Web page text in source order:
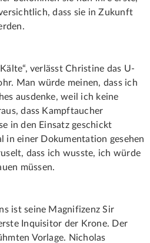
dass sie in Zukunft
verlässt Christine das U-
Man würde meinen, dass ich
ausdenke, weil ich keine
dass Kampftaucher
in den Einsatz geschickt
in einer Dokumentation gesehen
dass ich wusste, ich würde
müssen.
ist seine Magnifizenz Sir
Inquisitor der Krone. Der
Vorlage. Nicholas